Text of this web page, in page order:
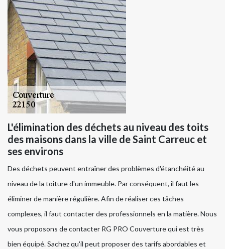
L'élimination des déchets au niveau des toits
des maisons dans la ville de Saint Carreuc et
ses environs
Des déchets peuvent entraîner des problèmes d'étanchéité au
niveau de la toiture d'un immeuble. Par conséquent, il faut les
éliminer de manière régulière. Afin de réaliser ces tâches
complexes, il faut contacter des professionnels en la matière. Nous
vous proposons de contacter RG PRO Couverture qui est très
bien équipé. Sachez qu'il peut proposer des tarifs abordables et